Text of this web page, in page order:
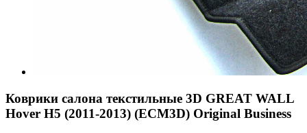
Коврики салона текстильные 3D GREAT WALL
Hover H5 (2011-2013) (ECM3D) Original Business